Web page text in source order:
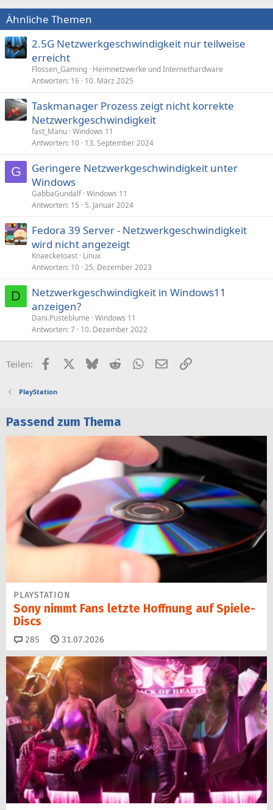
Ähnliche Themen
2.5G Netzwerkgeschwindigkeit nur teilweise
erreicht
Flossen_Gaming Heimnetzwerke und Internethardware
Antworten 16 10. März 2025
Taskmanager Prozess zeigt nicht korrekte
Netzwerkgeschwindigkeit
fast_Manu Windows 11
Antworten 10 13. September 2024
G
Geringere Netzwerkgeschwindigkeit unter
Windows
GabbaGundalf Windows 11
Antworten 15 5. Januar 2024
Fedora 39 Server - Netzwerkgeschwindigkeit
wird nicht angezeigt
Knaecketoast Linux
Antworten 10 25. Dezember 2023
D
Netzwerkgeschwindigkeit in Windows11
anzeigen?
Dani.Pusteblume Windows 11
Antworten 7 10. Dezember 2022
Teilen: FacebookX (Twitter)
BlueskyRedditWhatsApp
E-MailLink
PlayStation
Passend zum Thema
PLAYSTATION
Sony nimmt Fans letzte Hoffnung auf Spiele-
Discs
285 Kommentare
31.07.2026